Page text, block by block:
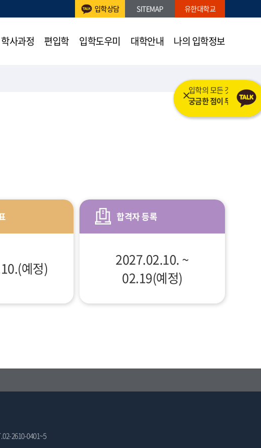
입학상담 SITEMAP 유한대학교
학사과정 편입학 입학도우미 대학안내 나의 입학정보
입학의 모든 것을 도와드립니다.
궁금한 점이 무엇인가요?
예정)
합격자 등록
2027.02.10. ~
02.19(예정)
2610-0401~5